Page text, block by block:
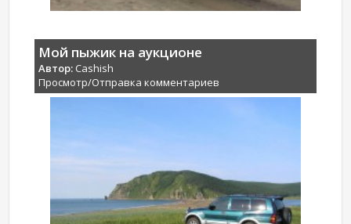
Мой пыжик на аукционе
Автор: Cashish
Просмотр/Отправка комментариев